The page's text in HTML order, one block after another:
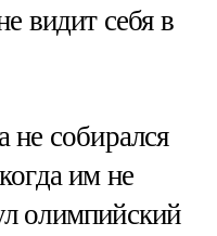
видит себя в
не собирался
им не
олимпийский